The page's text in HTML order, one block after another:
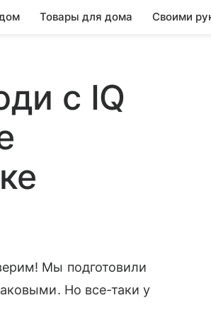
Товары для дома Своими
с IQ
Мы подготовили
Но все-таки у